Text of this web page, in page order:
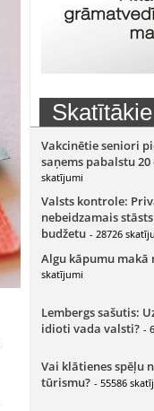
Vakcinētie seniori
saņems pabalstu
skatījumi
Valsts kontrole:
nebeidzamais
budžetu - 28726
Algu kāpumu makā
skatījumi
Lembergs sašutis:
idioti vada valsti? -
Vai klātienes spēļu
tūrismu? - 55586